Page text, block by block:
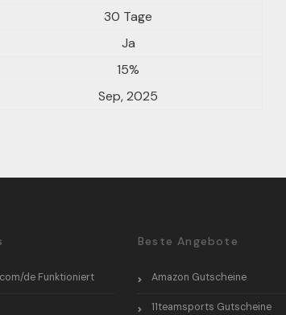
30 Tage
Ja
15%
Sep, 2025
de Funktioniert
Beste Angebote
Amazon Gutscheine
11teamsports Gutscheine